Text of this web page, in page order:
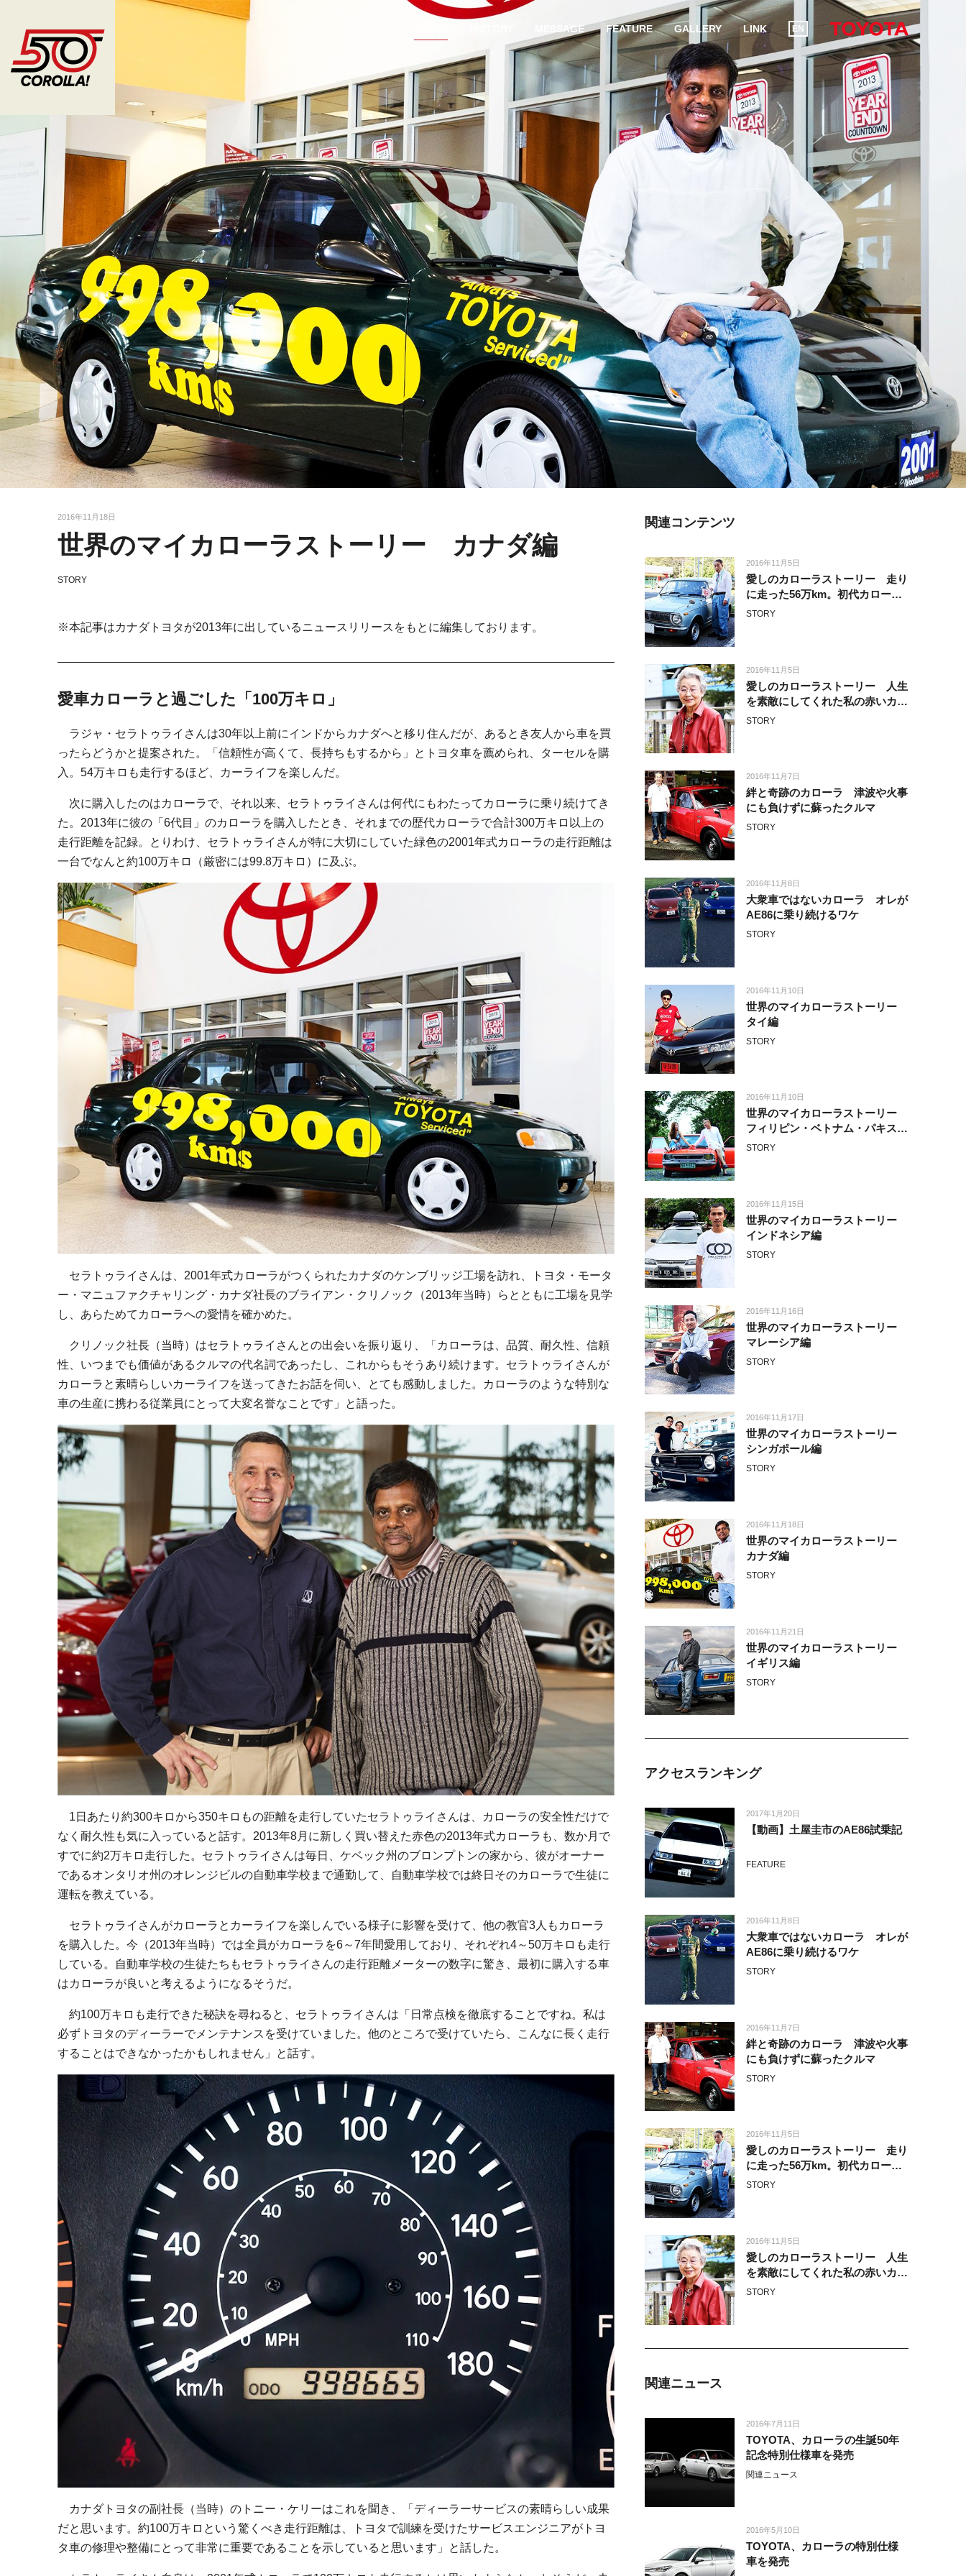
MESSAGE FEATURE GALLERY LINK EN
2016年11月18日
世界のマイカローラストーリー カナダ編
STORY
※本記事はカナダトヨタが2013年に出しているニュースリリースをもとに編集しております。
愛車カローラと過ごした「100万キロ」
ラジャ・セラトゥライさんは30年以上前にインドからカナダへと移り住んだが、あるとき友人から車を買
ったらどうかと提案された。「信頼性が高くて、長持ちもするから」とトヨタ車を薦められ、ターセルを購
入。54万キロも走行するほど、カーライフを楽しんだ。
次に購入したのはカローラで、それ以来、セラトゥライさんは何代にもわたってカローラに乗り続けてき
た。2013年に彼の「6代目」のカローラを購入したとき、それまでの歴代カローラで合計300万キロ以上の
走行距離を記録。とりわけ、セラトゥライさんが特に大切にしていた緑色の2001年式カローラの走行距離は
一台でなんと約100万キロ（厳密には99.8万キロ）に及ぶ。
セラトゥライさんは、2001年式カローラがつくられたカナダのケンブリッジ工場を訪れ、トヨタ・モータ
ー・マニュファクチャリング・カナダ社長のブライアン・クリノック（2013年当時）らとともに工場を見学
し、あらためてカローラへの愛情を確かめた。
クリノック社長（当時）はセラトゥライさんとの出会いを振り返り、「カローラは、品質、耐久性、信頼
性、いつまでも価値があるクルマの代名詞であったし、これからもそうあり続けます。セラトゥライさんが
カローラと素晴らしいカーライフを送ってきたお話を伺い、とても感動しました。カローラのような特別な
車の生産に携わる従業員にとって大変名誉なことです」と語った。
1日あたり約300キロから350キロもの距離を走行していたセラトゥライさんは、カローラの安全性だけで
なく耐久性も気に入っていると話す。2013年8月に新しく買い替えた赤色の2013年式カローラも、数か月で
すでに約2万キロ走行した。セラトゥライさんは毎日、ケベック州のブロンプトンの家から、彼がオーナー
であるオンタリオ州のオレンジビルの自動車学校まで通勤して、自動車学校では終日そのカローラで生徒に
運転を教えている。
セラトゥライさんがカローラとカーライフを楽しんでいる様子に影響を受けて、他の教官3人もカローラ
を購入した。今（2013年当時）では全員がカローラを6～7年間愛用しており、それぞれ4～50万キロも走行
している。自動車学校の生徒たちもセラトゥライさんの走行距離メーターの数字に驚き、最初に購入する車
はカローラが良いと考えるようになるそうだ。
約100万キロも走行できた秘訣を尋ねると、セラトゥライさんは「日常点検を徹底することですね。私は
必ずトヨタのディーラーでメンテナンスを受けていました。他のところで受けていたら、こんなに長く走行
することはできなかったかもしれません」と話す。
カナダトヨタの副社長（当時）のトニー・ケリーはこれを聞き、「ディーラーサービスの素晴らしい成果
だと思います。約100万キロという驚くべき走行距離は、トヨタで訓練を受けたサービスエンジニアがトヨ
タ車の修理や整備にとって非常に重要であることを示していると思います」と話した。
関連コンテンツ
2016年11月5日
愛しのカローラストーリー 走り
に走った56万km。初代カローラ
は今も現役。
STORY
2016年11月5日
愛しのカローラストーリー 人生
を素敵にしてくれた私の赤いカロ
ーラ
STORY
2016年11月7日
絆と奇跡のカローラ 津波や火事
にも負けずに蘇ったクルマ
STORY
2016年11月8日
大衆車ではないカローラ オレが
AE86に乗り続けるワケ
STORY
2016年11月10日
世界のマイカローラストーリー
タイ編
STORY
2016年11月10日
世界のマイカローラストーリー
フィリピン・ベトナム・パキスタ
ン編
STORY
2016年11月15日
世界のマイカローラストーリー
インドネシア編
STORY
2016年11月16日
世界のマイカローラストーリー
マレーシア編
STORY
2016年11月17日
世界のマイカローラストーリー
シンガポール編
STORY
2016年11月18日
世界のマイカローラストーリー
カナダ編
STORY
2016年11月21日
世界のマイカローラストーリー
イギリス編
STORY
アクセスランキング
2017年1月20日
【動画】土屋圭市のAE86試乗記
FEATURE
2016年11月8日
大衆車ではないカローラ オレが
AE86に乗り続けるワケ
STORY
2016年11月7日
絆と奇跡のカローラ 津波や火事
にも負けずに蘇ったクルマ
STORY
2016年11月5日
愛しのカローラストーリー 走り
に走った56万km。初代カローラ
は今も現役。
STORY
2016年11月5日
愛しのカローラストーリー 人生
を素敵にしてくれた私の赤いカロ
ーラ
STORY
関連ニュース
2016年7月11日
TOYOTA、カローラの生誕50年
記念特別仕様車を発売
関連ニュース
2016年5月10日
TOYOTA、カローラの特別仕様
車を発売